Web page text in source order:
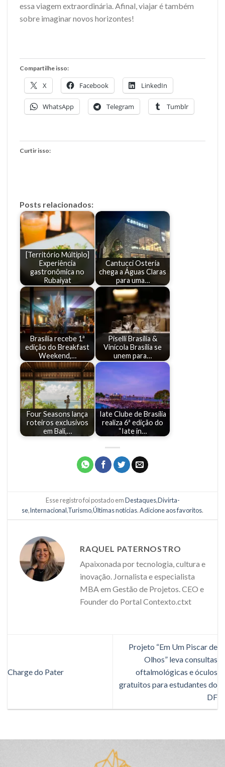
essa viagem extraordinária. Afinal, viajar é também
sobre imaginar novos horizontes!
Compartilhe isso:
X Facebook LinkedIn
WhatsApp Telegram Tumblr
Curtir isso:
Posts relacionados:
[Território Múltiplo]
Experiência
gastronômica no
Rubaiyat
Cantucci Osteria
chega a Águas Claras
para uma…
Brasília recebe 1ª
edição do Breakfast
Weekend,…
Piselli Brasília &
Vinícola Brasília se
unem para…
Four Seasons lança
roteiros exclusivos
em Bali,…
Iate Clube de Brasília
realiza 6ª edição do
“Iate in…
Esse registro foi postado emDestaques,Divirta-
se,Internacional,Turismo,Últimas notícias.Adicione aos favoritos.
RAQUEL PATERNOSTRO
Apaixonada por tecnologia, cultura e
inovação. Jornalista e especialista
MBA em Gestão de Projetos. CEO e
Founder do Portal Contexto.ctxt
Charge do Pater
Projeto “Em Um Piscar de
Olhos” leva consultas
oftalmológicas e óculos
gratuitos para estudantes do
DF